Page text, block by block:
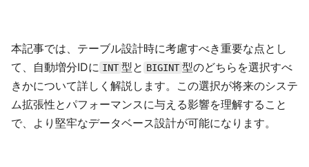
本記事では、テーブル設計時に考慮すべき重要な点とし
て、自動増分IDに INT 型と BIGINT 型のどちらを選択すべ
きかについて詳しく解説します。この選択が将来のシステ
ム拡張性とパフォーマンスに与える影響を理解すること
で、より堅牢なデータベース設計が可能になります。